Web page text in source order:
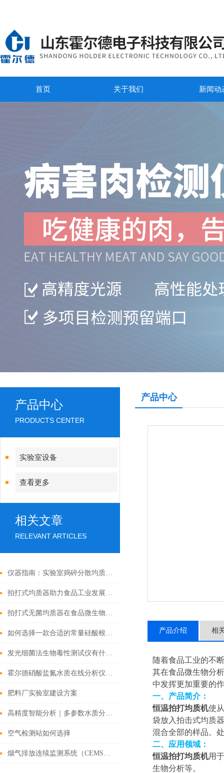
首页 关于我们 新闻动
产品中心
PRODUCTS CENTER
实验室设备
查看更多
相关文章
RELEVANT ARTICLES
仪器指南：实验室捣碎分散均质器使用的注意事项
拍打式均质器助力食品工业发展「霍尔德仪器推荐」
拍打式无菌均质器在食品微生物分析中的应用「霍尔德」
如何选择一款合适的常量硅酸根分析仪
发光细菌法生物毒性测试仪有什么作用
霍尔德硝酸盐氮水质在线分析仪的产品概述
肥料厂实验室建设方案
高精度智能分析｜多参数水质分析仪，科学化管控水环境质量
空气检测站如何选择
烟气排放连续监测系统（CEMS）【2021烟气监测仪器推荐】
产品中心
产品介绍 相
随着食品工业的不
其在食品微生物分
中发挥更加重要的
一、产品简介：
恒温拍打均质机使
袋放入拍击式均质
混合全部的样品。
二、应用领域：
恒温拍打均质机用
生物分析等。